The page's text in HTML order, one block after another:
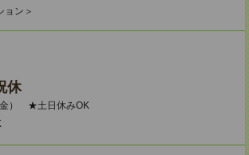
ョン＞
休
金） ★土日休みOK